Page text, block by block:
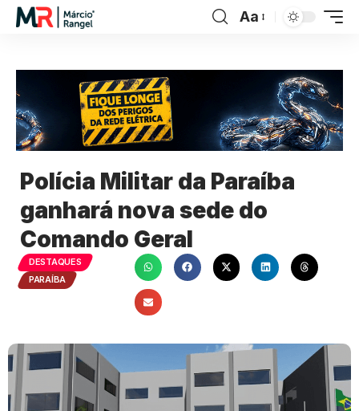
Aa
Polícia Militar da Paraíba
ganhará nova sede do
Comando Geral
DESTAQUES
PARAÍBA